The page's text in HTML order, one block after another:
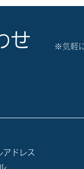
せ ​※気軽
アドレス